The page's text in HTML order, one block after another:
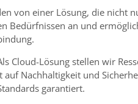
von einer Lösung, die nicht
Bedürfnissen an und
Cloud-Lösung stellen wir
Nachhaltigkeit und
garantiert.